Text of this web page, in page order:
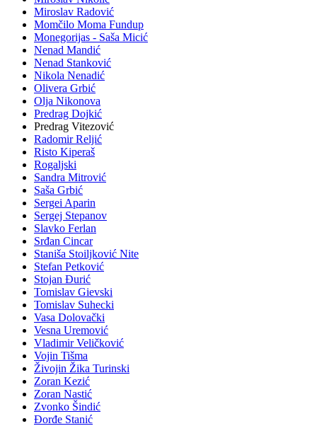
Miroslav Radović
Momčilo Moma Fundup
Monegorijas - Saša Micić
Nenad Mandić
Nenad Stanković
Nikola Nenadić
Olivera Grbić
Olja Nikonova
Predrag Dojkić
Predrag Vitezović
Radomir Reljić
Risto Kiperaš
Rogaljski
Sandra Mitrović
Saša Grbić
Sergei Aparin
Sergej Stepanov
Slavko Ferlan
Srđan Cincar
Staniša Stoiljković Nite
Stefan Petković
Stojan Đurić
Tomislav Gievski
Tomislav Suhecki
Vasa Dolovački
Vesna Uremović
Vladimir Veličković
Vojin Tišma
Živojin Žika Turinski
Zoran Kezić
Zoran Nastić
Zvonko Šindić
Đorđe Stanić